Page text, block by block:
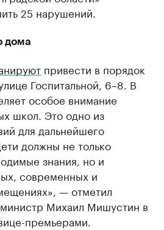
25 нарушений.
дома
привести в порядок
Госпитальной, 6–8. В
особое внимание
школ. Это одно из
для дальнейшего
должны не только
знания, но и
современных и
— отметил
Михаил Мишустин в
премьерами.